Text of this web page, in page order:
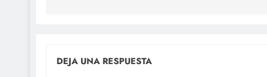
DEJA UNA RESPUESTA